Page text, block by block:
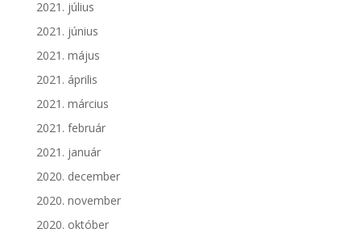
2021. július
2021. június
2021. május
2021. április
2021. március
2021. február
2021. január
2020. december
2020. november
2020. október